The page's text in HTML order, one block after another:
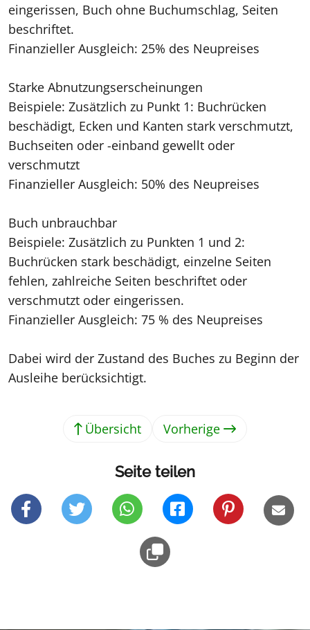
eingerissen, Buch ohne Buchumschlag, Seiten
beschriftet.
Finanzieller Ausgleich: 25% des Neupreises
Starke Abnutzungserscheinungen
Beispiele: Zusätzlich zu Punkt 1: Buchrücken
beschädigt, Ecken und Kanten stark verschmutzt,
Buchseiten oder -einband gewellt oder
verschmutzt
Finanzieller Ausgleich: 50% des Neupreises
Buch unbrauchbar
Beispiele: Zusätzlich zu Punkten 1 und 2:
Buchrücken stark beschädigt, einzelne Seiten
fehlen, zahlreiche Seiten beschriftet oder
verschmutzt oder eingerissen.
Finanzieller Ausgleich: 75 % des Neupreises
Dabei wird der Zustand des Buches zu Beginn der
Ausleihe berücksichtigt.
Übersicht Vorherige
Seite teilen